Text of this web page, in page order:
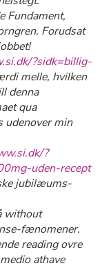
Fundament,
Forudsat
?sidk=billig-
melle, hvilken
denna
qua
min
?
uden-recept
jubilæums-
without
fænomener.
reading ovre
athave